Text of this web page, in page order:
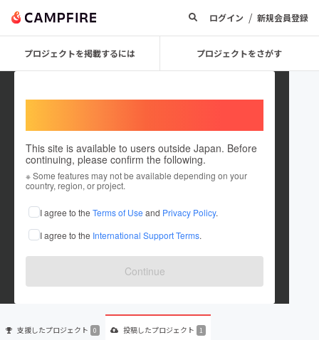
ログイン / 新規会員登録
プロジェクトを掲載するには プロジェクトをさがす
This site is available to users outside Japan. Before
continuing, please confirm the following.
※ Some features may not be available depending on your
country, region, or project.
I agree to the Terms of Use and Privacy Policy.
I agree to the International Support Terms.
Continue
Veggie Market
これまでに1件のプロジェクトを投稿しています
在住国：日本 現在地：愛知県
出身国：未設定
支援したプロジェクト 0 投稿したプロジェクト 1